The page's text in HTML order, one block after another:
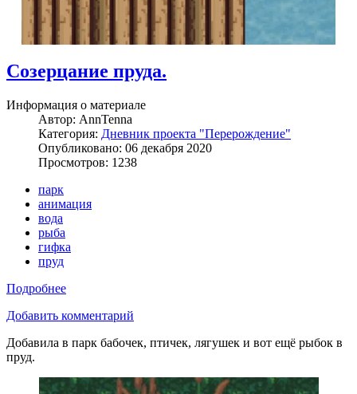
Созерцание пруда.
Информация о материале
Автор: AnnTenna
Категория: Дневник проекта "Перерождение"
Опубликовано: 06 декабря 2020
Просмотров: 1238
парк
анимация
вода
рыба
гифка
пруд
Подробнее
Добавить комментарий
Добавила в парк бабочек, птичек, лягушек и вот ещё рыбок в
пруд.